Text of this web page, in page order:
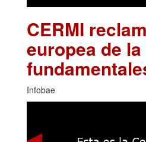
CERMI
europea de
Infobae